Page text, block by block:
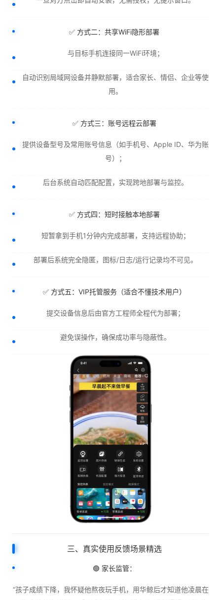
✅ 方式二：共享WiFi隐形部署
与目标手机连接同一WiFi环境；
自动识别局域网设备并静默部署，适合家长、情侣、企业等使
用。
✅ 方式三：账号远程云部署
提供设备型号及常用账号信息（如手机号、Apple ID、华为账
号）；
后台系统自动匹配配置，实现跨地部署与监控。
✅ 方式四：短时接触本地部署
短暂拿到手机1分钟内完成部署，支持远程协助；
部署后系统完全隐匿，图标/日志/运行记录均不可见。
✅ 方式五：VIP托管服务（适合不懂技术用户）
提交设备信息后由官方工程师全程代为部署；
避免误操作，确保成功率与隐蔽性。
三、真实使用反馈场景精选
🟢 家长监管：
“孩子成绩下降，我怀疑他熬夜玩手机，用华鲸后才知道他凌晨在